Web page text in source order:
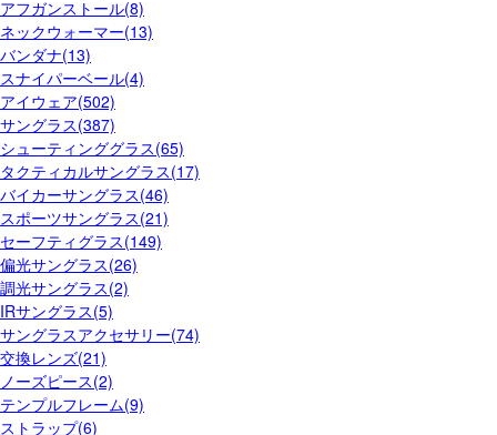
アフガンストール(8)
ネックウォーマー(13)
バンダナ(13)
スナイパーベール(4)
アイウェア(502)
サングラス(387)
シューティンググラス(65)
タクティカルサングラス(17)
バイカーサングラス(46)
スポーツサングラス(21)
セーフティグラス(149)
偏光サングラス(26)
調光サングラス(2)
IRサングラス(5)
サングラスアクセサリー(74)
交換レンズ(21)
ノーズピース(2)
テンプルフレーム(9)
ストラップ(6)